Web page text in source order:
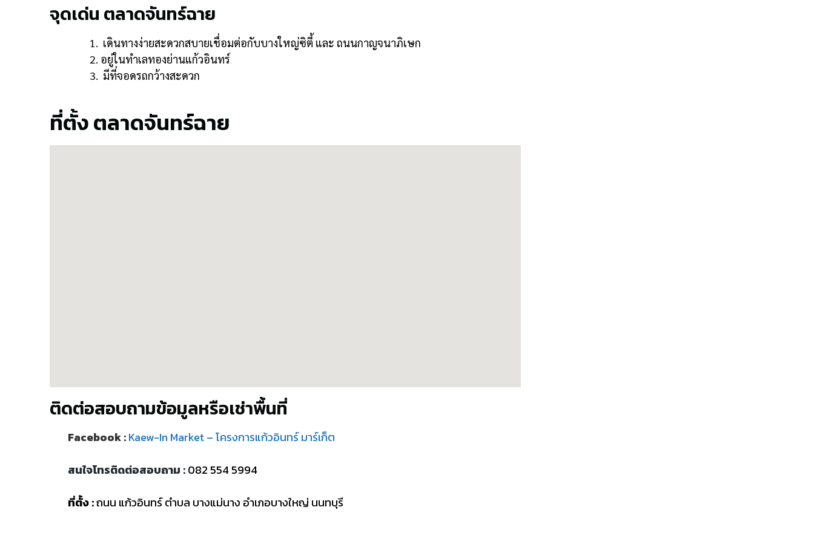
จุดเด่น ตลาดจันทร์ฉาย
เดินทางง่ายสะดวกสบายเชื่อมต่อกับบางใหญ่ซิตี้ และ ถนนกาญจนาภิเษก
อยู่ในทำเลทองย่านแก้วอินทร์
มีที่จอดรถกว้างสะดวก
ที่ตั้ง ตลาดจันทร์ฉาย
ติดต่อสอบถามข้อมูลหรือเช่าพื้นที่
Facebook :Kaew-In Market – โครงการแก้วอินทร์ มาร์เก็ต
สนใจโทรติดต่อสอบถาม :082 554 5994
ที่ตั้ง :ถนน แก้วอินทร์ ตำบล บางแม่นาง อำเภอบางใหญ่ นนทบุรี